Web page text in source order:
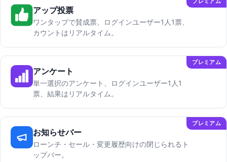
アップ投票
ワンタップで賛成票、ログインユーザー1人1票、
カウントはリアルタイム。
プレミアム
アンケート
単一選択のアンケート、ログインユーザー1人1
票、結果はリアルタイム。
プレミアム
お知らせバー
ローンチ・セール・変更履歴向けの閉じられるト
ップバー。